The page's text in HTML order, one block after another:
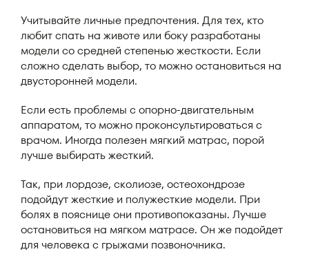
Учитывайте личные предпочтения. Для тех, кто
любит спать на животе или боку разработаны
модели со средней степенью жесткости. Если
сложно сделать выбор, то можно остановиться на
двусторонней модели.
Если есть проблемы с опорно-двигательным
аппаратом, то можно проконсультироваться с
врачом. Иногда полезен мягкий матрас, порой
лучше выбирать жесткий.
Так, при лордозе, сколиозе, остеохондрозе
подойдут жесткие и полужесткие модели. При
болях в пояснице они противопоказаны. Лучше
остановиться на мягком матрасе. Он же подойдет
для человека с грыжами позвоночника.